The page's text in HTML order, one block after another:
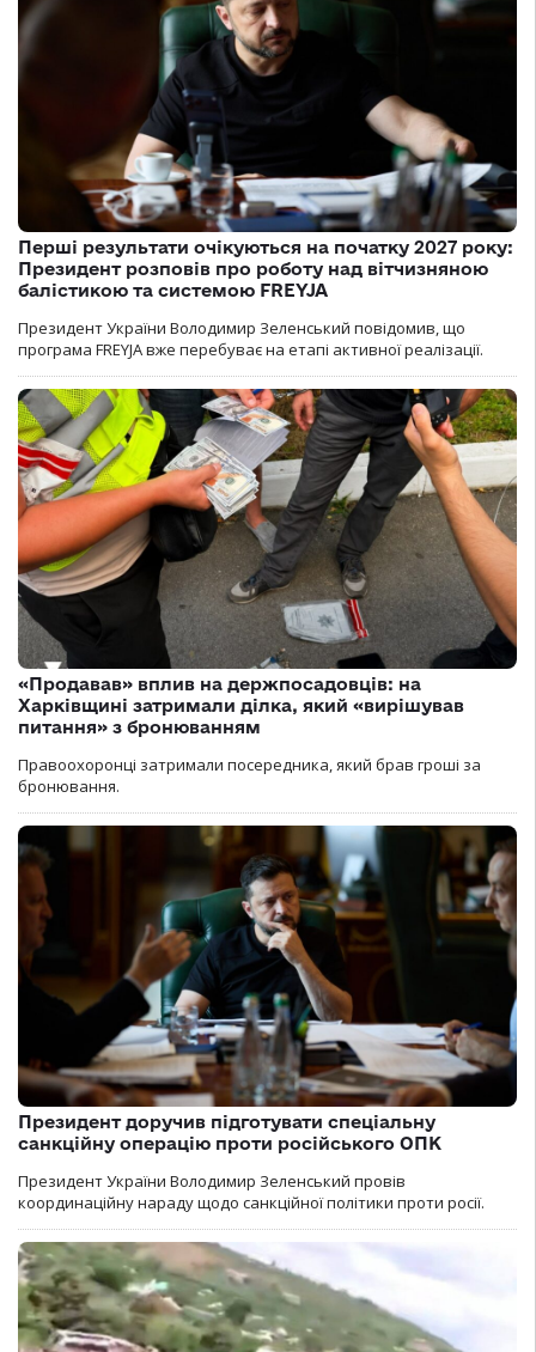
Перші результати очікуються на початку 2027 року:
Президент розповів про роботу над вітчизняною
балістикою та системою FREYJA
Президент України Володимир Зеленський повідомив, що
програма FREYJA вже перебуває на етапі активної реалізації.
«Продавав» вплив на держпосадовців: на
Харківщині затримали ділка, який «вирішував
питання» з бронюванням
Правоохоронці затримали посередника, який брав гроші за
бронювання.
Президент доручив підготувати спеціальну
санкційну операцію проти російського ОПК
Президент України Володимир Зеленський провів
координаційну нараду щодо санкційної політики проти росії.